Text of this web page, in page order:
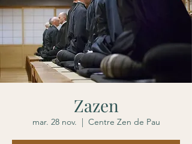
Zazen
mar. 28 nov.
  |
Centre Zen de Pau